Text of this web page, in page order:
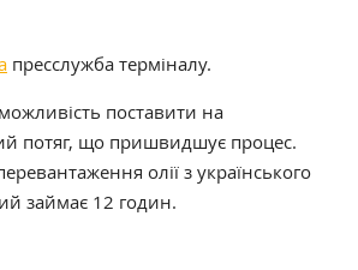
пресслужба терміналу.
поставити на
потяг, що пришвидшує процес.
олії з українського
займає 12 годин.